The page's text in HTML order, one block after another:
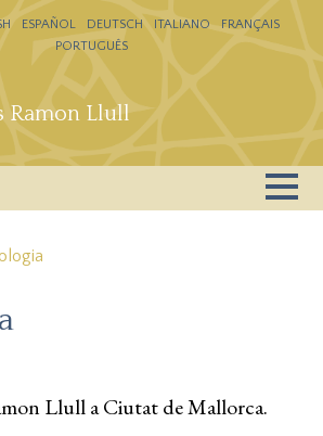
Ramon Llull
ESPAÑOL DEUTSCH ITALIANO
FRANÇAIS
PORTUGUÊS
Llull a Ciutat de Mallorca.